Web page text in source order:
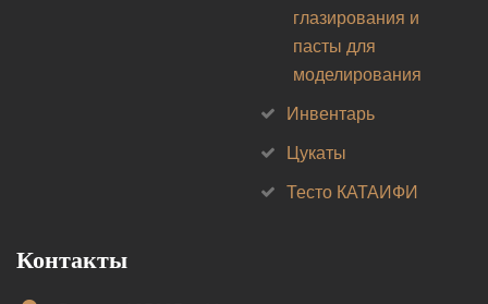
глазирования и
пасты для
моделирования
Инвентарь
Цукаты
Тесто КАТАИФИ
Контакты